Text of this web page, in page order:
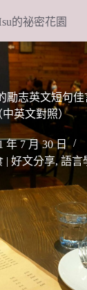
的祕密花園
勵志英文短句
中英文對照）
年 7 月 30 日
| 好文分享,語言